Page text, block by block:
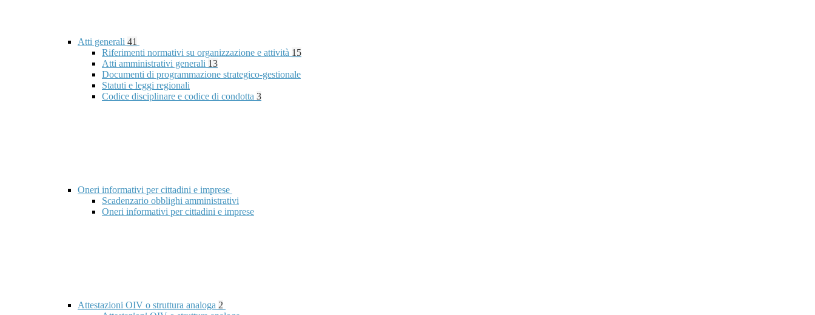
Atti generali 41
Riferimenti normativi su organizzazione e attività 15
Atti amministrativi generali 13
Documenti di programmazione strategico-gestionale
Statuti e leggi regionali
Codice disciplinare e codice di condotta 3
Oneri informativi per cittadini e imprese
Scadenzario obblighi amministrativi
Oneri informativi per cittadini e imprese
Attestazioni OIV o struttura analoga 2